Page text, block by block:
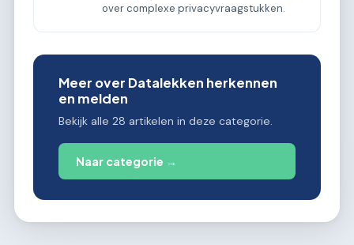
over complexe privacyvraagstukken.
Meer over Datalekken herkennen
en melden
Bekijk alle 28 artikelen in deze categorie.
Naar categorie →